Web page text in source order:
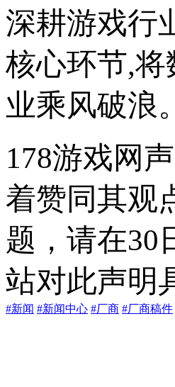
深耕游戏行
核心环节,
业乘风破浪。
178游戏网
着赞同其观
题，请在30
站对此声明
#新闻 #新闻中心 #厂商 #厂商稿件